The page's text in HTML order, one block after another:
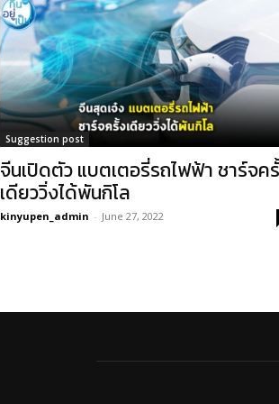
Suggestion post
จีนเปิดตัว แบตเตอรี่รถไฟฟ้า ชาร์จค
เดียววิ่งได้พันกิโล
kinyupen_admin - June 27, 2022